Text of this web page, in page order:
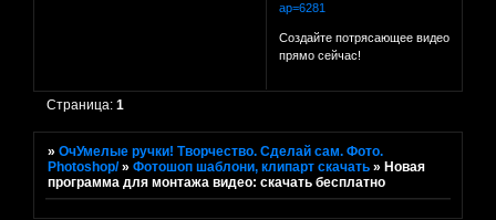
ap=6281
Создайте потрясающее видео
прямо сейчас!
Страница:1
»ОчУмелые ручки! Творчество. Сделай сам. Фото.
Photoshop/ »Фотошоп шаблони, клипарт скачать »Новая
программа для монтажа видео: скачать бесплатно